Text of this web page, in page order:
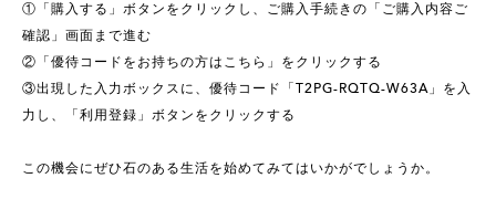
①「購入する」ボタンをクリックし、ご購入手続きの「ご購入内容ご
確認」画面まで進む
②「優待コードをお持ちの方はこちら」をクリックする
③出現した入力ボックスに、優待コード「T2PG-RQTQ-W63A」を入
力し、「利用登録」ボタンをクリックする
この機会にぜひ石のある生活を始めてみてはいかがでしょうか。